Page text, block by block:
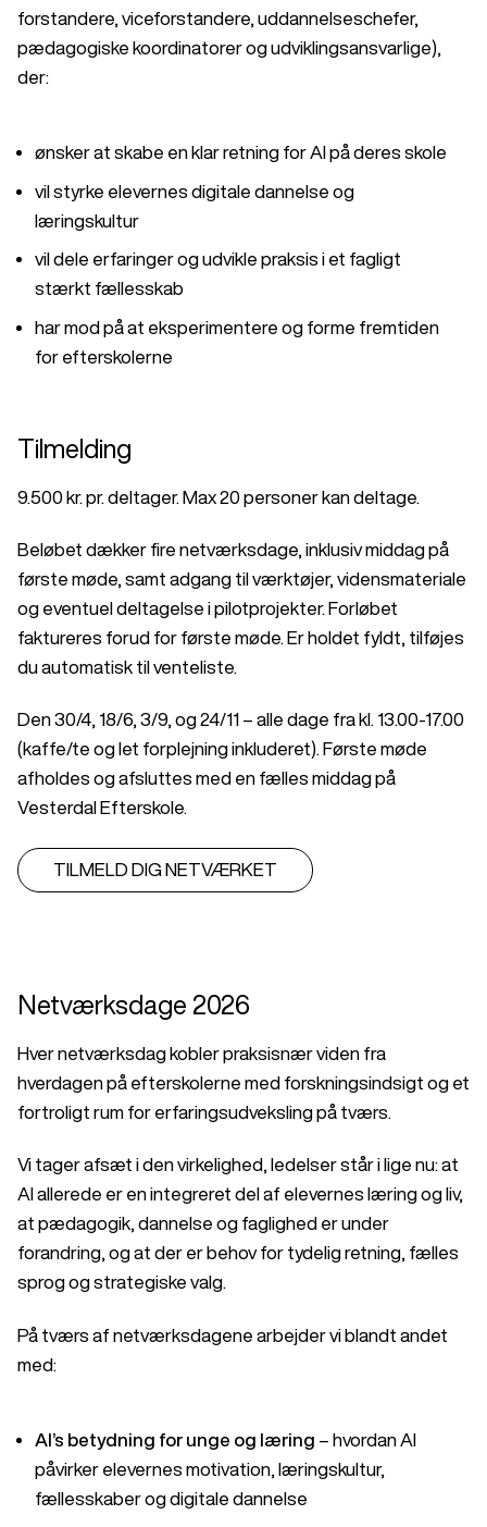
forstandere, viceforstandere, uddannelseschefer,
pædagogiske koordinatorer og udviklingsansvarlige),
der:
ønsker at skabe en klar retning for AI på deres skole
vil styrke elevernes digitale dannelse og
læringskultur
vil dele erfaringer og udvikle praksis i et fagligt
stærkt fællesskab
har mod på at eksperimentere og forme fremtiden
for efterskolerne
Tilmelding
9.500 kr. pr. deltager. Max 20 personer kan deltage.
Beløbet dækker fire netværksdage, inklusiv middag på
første møde, samt adgang til værktøjer, vidensmateriale
og eventuel deltagelse i pilotprojekter. Forløbet
faktureres forud for første møde. Er holdet fyldt, tilføjes
du automatisk til venteliste.
Den 30/4, 18/6, 3/9, og 24/11 – alle dage fra kl. 13.00-17.00
(kaffe/te og let forplejning inkluderet). Første møde
afholdes og afsluttes med en fælles middag på
Vesterdal Efterskole.
TILMELD DIG NETVÆRKET
Netværksdage 2026
Hver netværksdag kobler praksisnær viden fra
hverdagen på efterskolerne med forskningsindsigt og et
fortroligt rum for erfaringsudveksling på tværs.
Vi tager afsæt i den virkelighed, ledelser står i lige nu: at
AI allerede er en integreret del af elevernes læring og liv,
at pædagogik, dannelse og faglighed er under
forandring, og at der er behov for tydelig retning, fælles
sprog og strategiske valg.
På tværs af netværksdagene arbejder vi blandt andet
med:
AI’s betydning for unge og læring – hvordan AI
påvirker elevernes motivation, læringskultur,
fællesskaber og digitale dannelse